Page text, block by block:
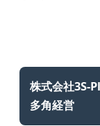
株式会社3S-
多角経営